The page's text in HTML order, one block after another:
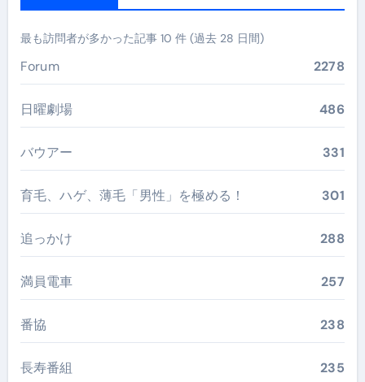
最も訪問者が多かった記事 10 件 (過去 28 日間)
Forum 2278
日曜劇場 486
バウアー 331
育毛、ハゲ、薄毛「男性」を極める！ 301
追っかけ 288
満員電車 257
番協 238
長寿番組 235